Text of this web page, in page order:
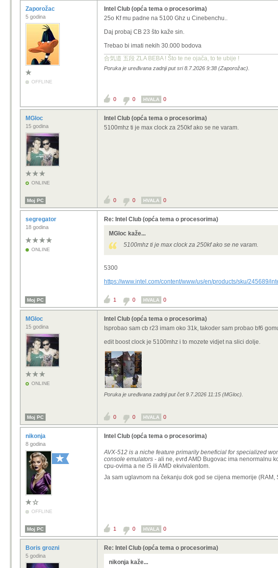
Zaporožac
5 godina
OFFLINE
Intel Club (opća tema o procesorima)
25o Kf mu padne na 5100 Ghz u Cinebenchu..
Daj probaj CB 23 što kaže sin.
Trebao bi imati nekih 30.000 bodova
合気道 五段 ZLA BEBA ! Što te ne ojača, to te ubije !
Poruka je uređivana zadnji put sri 8.7.2026 9:38 (Zaporožac).
0 0 HVALA 0
MGloc
15 godina
ONLINE
Intel Club (opća tema o procesorima)
5100mhz ti je max clock za 250kf ako se ne varam.
Moj PC 0 0 HVALA 0
segregator
18 godina
ONLINE
Re: Intel Club (opća tema o procesorima)
MGloc kaže...
5100mhz ti je max clock za 250kf ako se ne varam.
5300
https://www.intel.com/content/www/us/en/products/sku/245689/
Moj PC 1 0 HVALA 0
MGloc
15 godina
ONLINE
Intel Club (opća tema o procesorima)
Isprobao sam cb r23 imam oko 31k, takoder sam probao bf6
edit boost clock je 5100mhz i to mozete vidjet na slici dolje.
Poruka je uređivana zadnji put čet 9.7.2026 11:15 (MGloc).
Moj PC 0 0 HVALA 0
nikonja
8 godina
OFFLINE
Intel Club (opća tema o procesorima)
AVX-512 is a niche feature primarily beneficial for specialized
console emulators - ali ne, evrđ AMD Bugovac ima nenormalnu
cpu-ovima a ne i5 ili AMD ekvivalentom.
Ja sam uglavnom na čekanju dok god se cijena memorije
Moj PC 1 0 HVALA 0
Boris grozni
5 godina
Re: Intel Club (opća tema o procesorima)
nikonja kaže...